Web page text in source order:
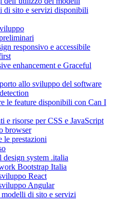
di sito e servizi disponibili
responsivo e accessibile
enhancement e Graceful
allo sviluppo del software
le feature disponibili con Can I
e risorse per CSS e JavaScript
browser
le prestazioni
system .italia
Bootstrap Italia
React
Angular
di sito e servizi